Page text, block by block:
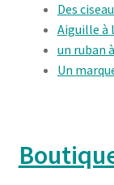
Des
Aiguille à
un ruban
Un